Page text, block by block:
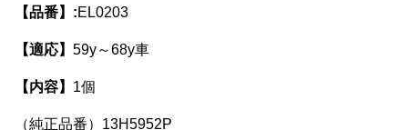
【品番】:EL0203
【適応】 59y～68y車
【内容】 1個
（純正品番）13H5952P